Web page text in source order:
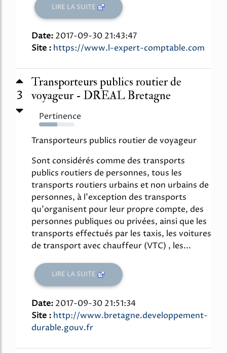
LIRE LA SUITE
Date: 2017-09-30 21:43:47
Site : https://www.l-expert-comptable.com
3
Transporteurs publics routier de
voyageur - DREAL Bretagne
Pertinence
52%
Transporteurs publics routier de voyageur
Sont considérés comme des transports
publics routiers de personnes, tous les
transports routiers urbains et non urbains de
personnes, à l'exception des transports
qu'organisent pour leur propre compte, des
personnes publiques ou privées, ainsi que les
transports effectués par les taxis, les voitures
de transport avec chauffeur (VTC) , les...
LIRE LA SUITE
Date: 2017-09-30 21:51:34
Site : http://www.bretagne.developpement-
durable.gouv.fr